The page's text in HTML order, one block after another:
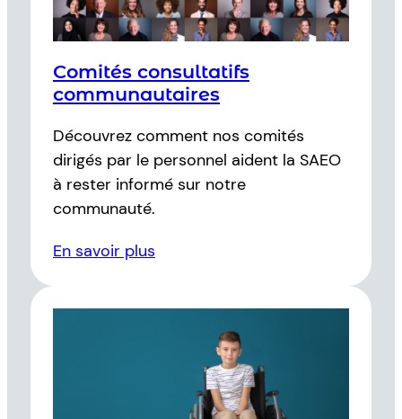
Comités consultatifs
communautaires
Découvrez comment nos comités
dirigés par le personnel aident la SAEO
à rester informé sur notre
communauté.
En savoir plus